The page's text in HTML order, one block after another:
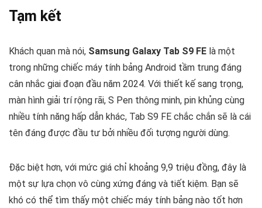
Tạm kết
Khách quan mà nói, Samsung Galaxy Tab S9 FE là một
trong những chiếc máy tính bảng Android tầm trung đáng
cân nhắc giai đoạn đầu năm 2024. Với thiết kế sang trọng,
màn hình giải trí rộng rãi, S Pen thông minh, pin khủng cùng
nhiều tính năng hấp dẫn khác, Tab S9 FE chắc chắn sẽ là cái
tên đáng được đầu tư bởi nhiều đối tượng người dùng.
Đặc biệt hơn, với mức giá chỉ khoảng 9,9 triệu đồng, đây là
một sự lựa chọn vô cùng xứng đáng và tiết kiệm. Bạn sẽ
khó có thể tìm thấy một chiếc máy tính bảng nào tốt hơn